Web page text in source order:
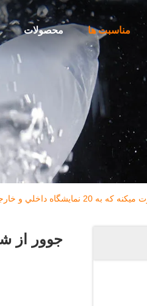
محصولات مناسبت ها
خودروي بين المللي چين شنگهاي شرکت کنيد